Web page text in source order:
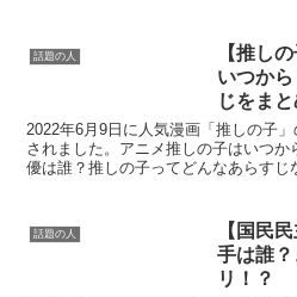
話題の人
【推し
いつか
じをまと
2022年6月9日に人気漫画「推しの子
されました。アニメ推しの子はいつ
優は誰？推しの子ってどんなあらすじ
話題の人
【国民
手は誰
リ！？